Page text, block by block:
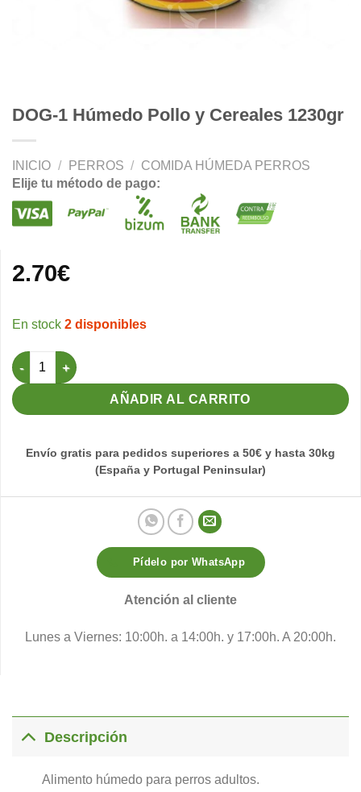
DOG-1 Húmedo Pollo y Cereales 1230gr
INICIO / PERROS / COMIDA HÚMEDA PERROS
Elije tu método de pago:
2.70€
2 disponibles
DOG-1 Húmedo Pollo y Cereales 1230gr cantidad
AÑADIR AL CARRITO
Envío gratis para pedidos superiores a 50€ y hasta 30kg
(España y Portugal Peninsular)
Pídelo por WhatsApp
Atención al cliente
Lunes a Viernes: 10:00h. a 14:00h. y 17:00h. A 20:00h.
Descripción
Alimento húmedo para perros adultos.